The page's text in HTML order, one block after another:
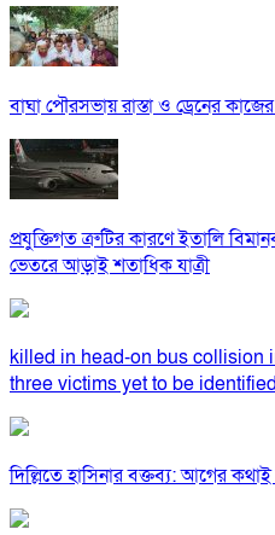
বাঘা পৌরসভায় রাস্তা ও ড্রেনের
প্রযুক্তিগত ত্রুটির কারণে ইতালি
ভেতরে আড়াই শতাধিক যাত্রী
killed in head-on bus collision
three victims yet to be identified
দিল্লিতে হাসিনার বক্তব্য: আগের